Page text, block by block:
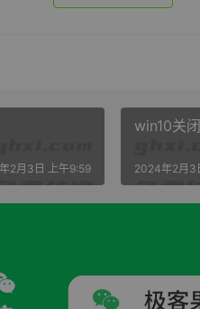
2月3日 上午9:59
win10关
2024年2月3